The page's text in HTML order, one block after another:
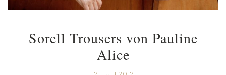
Sorell Trousers von Pauline
Alice